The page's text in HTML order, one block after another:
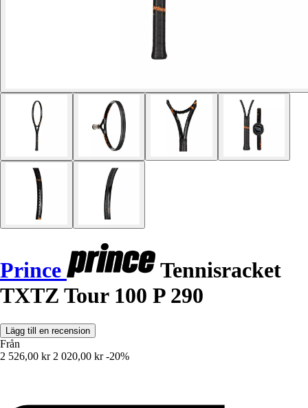
Prince
Tennisracket
TXTZ Tour 100 P 290
Lägg till en recension
Från
2 526,00 kr 2 020,00 kr -20%